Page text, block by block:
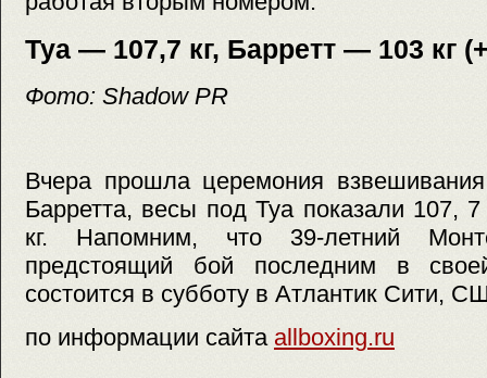
Туа — 107,7 кг, Барретт — 103 кг
Фото: Shadow PR
Вчера прошла церемония
Барретта, весы под Туа показали 107,
кг. Напомним, что 39-летний
предстоящий бой последним в
состоится в субботу в Атлантик Сити,
по информации сайта allboxing.ru